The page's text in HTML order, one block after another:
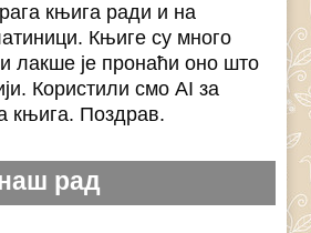
књига ради и на
Књиге су много
лакше је пронаћи оно што
Користили смо AI за
књига. Поздрав.
рад